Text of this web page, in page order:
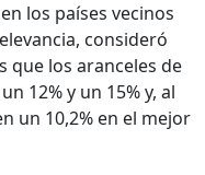
los países vecinos
consideró
que los aranceles de
12% y un 15% y, al
un 10,2% en el mejor